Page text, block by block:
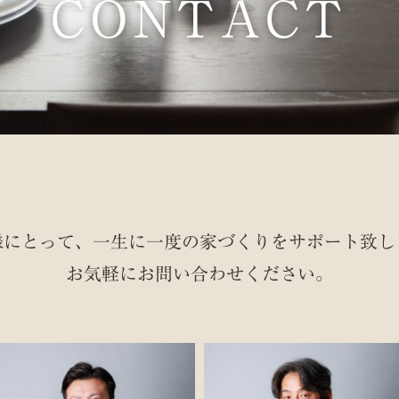
CONTACT
とって、一生に一度の家づくりを サポート致
お気軽にお問い合わせください。